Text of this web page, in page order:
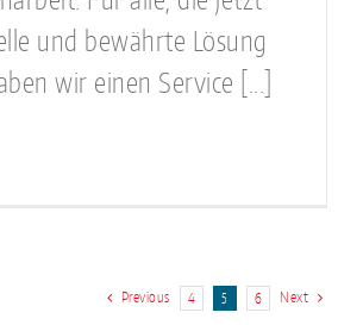
und bewährte Lösung
wir einen Service [...]
Previous 4 5 6 Next